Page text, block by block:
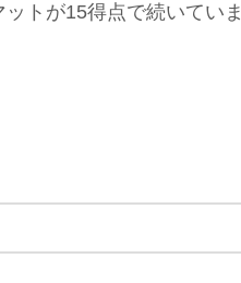
トが15得点で続いていま